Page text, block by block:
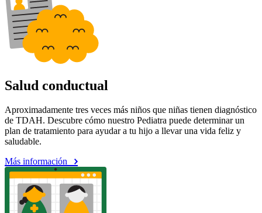
Salud conductual
Aproximadamente tres veces más niños que niñas tienen diagnóstico
de TDAH. Descubre cómo nuestro Pediatra puede determinar un
plan de tratamiento para ayudar a tu hijo a llevar una vida feliz y
saludable.
Más información